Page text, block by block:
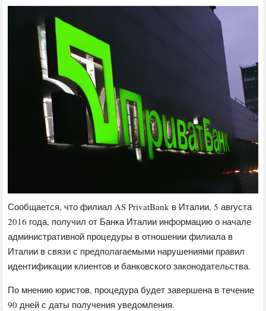
Сообщается, что филиал AS PrivatBank в Италии, 5 августа
2016 года, получил от Банка Италии информацию о начале
административной процедуры в отношении филиала в
Италии в связи с предполагаемыми нарушениями правил
идентификации клиентов и банковского законодательства.
По мнению юристов, процедура будет завершена в течение
90 дней с даты получения уведомления.